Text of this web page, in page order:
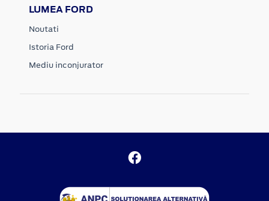
LUMEA FORD
Noutati
Istoria Ford
Mediu inconjurator